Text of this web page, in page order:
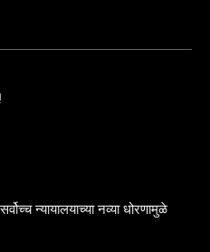
न्यायालयाच्या नव्या धोरणामुळे